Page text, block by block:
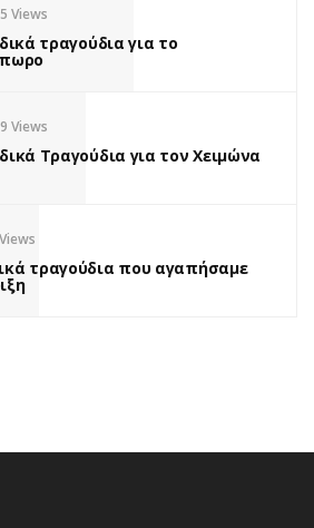
Views
τραγούδια για το
Views
Τραγούδια για τον Χειμώνα
τραγούδια που αγαπήσαμε